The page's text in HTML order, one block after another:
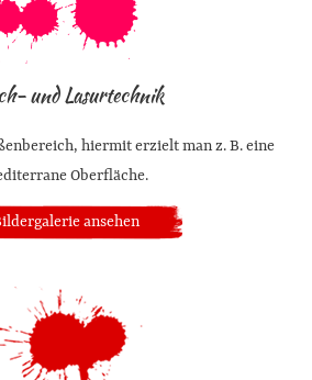
und Lasurtechnik
hiermit erzielt man z. B. eine
Oberfläche.
ansehen